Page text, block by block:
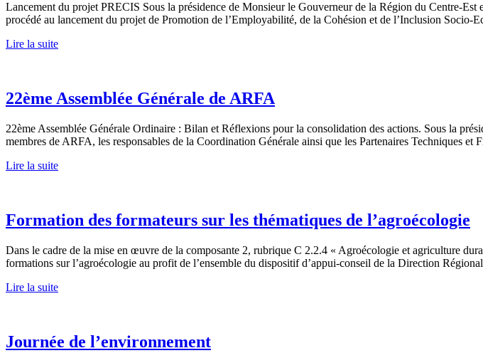
Lancement du projet PRECIS Sous la présidence de Monsieur le Gouverneur de la Région du Centre-
procédé au lancement du projet de Promotion de l’Employabilité, de la Cohésion et de l’Inclusion
Lire la suite
22ème Assemblée Générale de ARFA
22ème Assemblée Générale Ordinaire : Bilan et Réflexions pour la consolidation des actions. Sous la
membres de ARFA, les responsables de la Coordination Générale ainsi que les Partenaires Techniques
Lire la suite
Formation des formateurs sur les thématiques de l’agroécologie
Dans le cadre de la mise en œuvre de la composante 2, rubrique C 2.2.4 « Agroécologie et agriculture
formations sur l’agroécologie au profit de l’ensemble du dispositif d’appui-conseil de la Direction
Lire la suite
Journée de l’environnement